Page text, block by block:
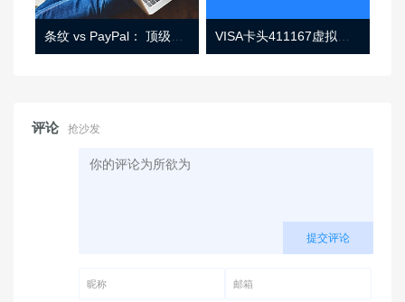
条纹 vs PayPal： 顶级功能， 定价 （和更多！ VISA卡头411167虚拟卡基础信息
评论 抢沙发
提交评论